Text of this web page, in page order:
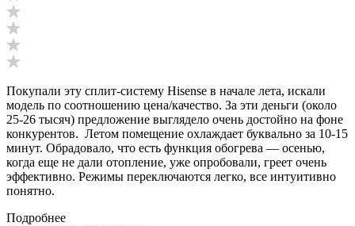
Покупали эту сплит-систему Hisense в начале лета, искали
модель по соотношению цена/качество. За эти деньги (около
25-26 тысяч) предложение выглядело очень достойно на фоне
конкурентов. Летом помещение охлаждает буквально за 10-15
минут. Обрадовало, что есть функция обогрева — осенью,
когда еще не дали отопление, уже опробовали, греет очень
эффективно. Режимы переключаются легко, все интуитивно
понятно.
Подробнее